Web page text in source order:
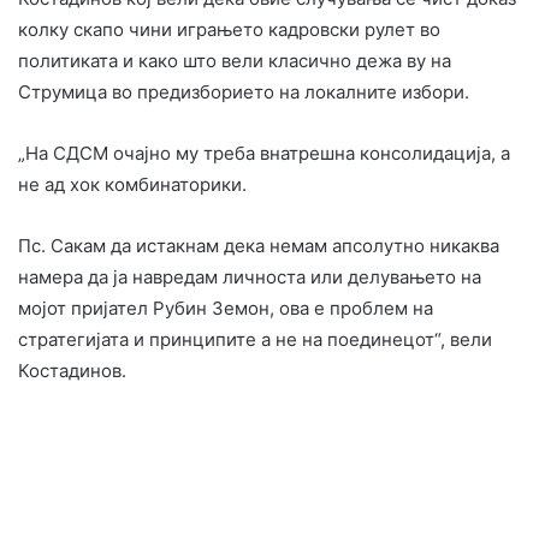
колку скапо чини играњето кадровски рулет во
политиката и како што вели класично дежа ву на
Струмица во предизборието на локалните избори.
„На СДСМ очајно му треба внатрешна консолидација, а
не ад хок комбинаторики.
​Пс. Сакам да истакнам дека немам апсолутно никаква
намера да ја навредам личноста или делувањето на
мојот пријател Рубин Земон, ова е проблем на
стратегијата и принципите а не на поединецот“, вели
Костадинов.